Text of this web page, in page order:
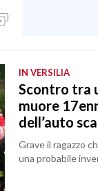
IN VERSILIA
Scontro tra
muore
dell’auto
Grave il ragazzo
una probabile